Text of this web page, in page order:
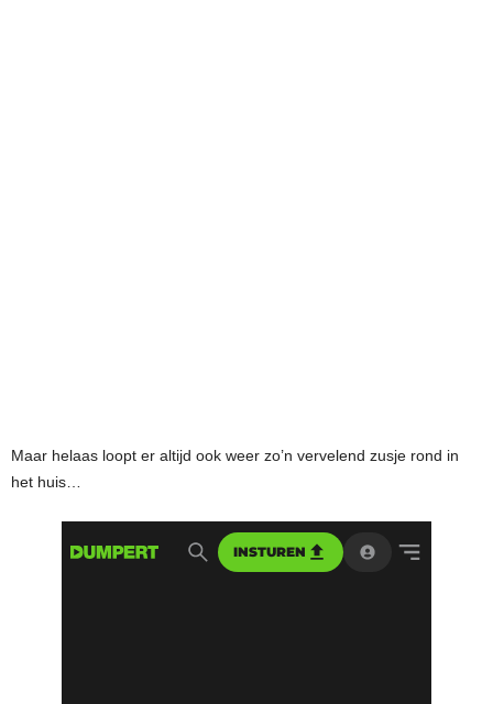
Maar helaas loopt er altijd ook weer zo’n vervelend zusje rond in
het huis…